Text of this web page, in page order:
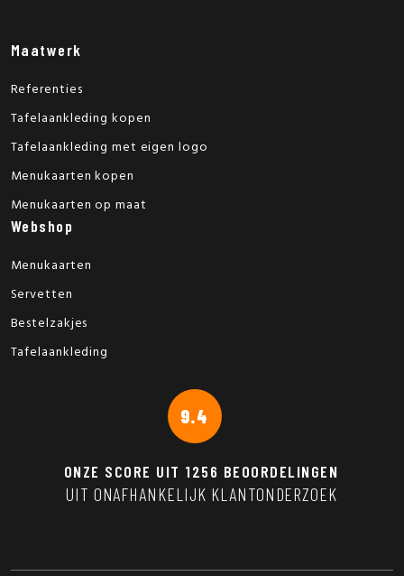
Maatwerk
Referenties
Tafelaankleding kopen
Tafelaankleding met eigen logo
Menukaarten kopen
Menukaarten op maat
Webshop
Menukaarten
Servetten
Bestelzakjes
Tafelaankleding
9.4
ONZE SCORE UIT 1256 BEOORDELINGEN
UIT ONAFHANKELIJK KLANTONDERZOEK